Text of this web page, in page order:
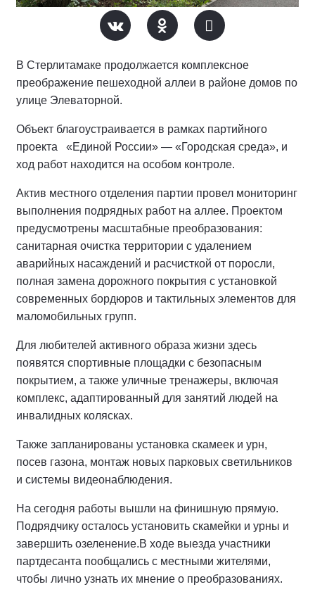
В Стерлитамаке продолжается комплексное
преображение пешеходной аллеи в районе домов по
улице Элеваторной.
Объект благоустраивается в рамках партийного
проекта «Единой России» — «Городская среда», и
ход работ находится на особом контроле.
Актив местного отделения партии провел мониторинг
выполнения подрядных работ на аллее. Проектом
предусмотрены масштабные преобразования:
санитарная очистка территории с удалением
аварийных насаждений и расчисткой от поросли,
полная замена дорожного покрытия с установкой
современных бордюров и тактильных элементов для
маломобильных групп.
Для любителей активного образа жизни здесь
появятся спортивные площадки с безопасным
покрытием, а также уличные тренажеры, включая
комплекс, адаптированный для занятий людей на
инвалидных колясках.
Также запланированы установка скамеек и урн,
посев газона, монтаж новых парковых светильников
и системы видеонаблюдения.
На сегодня работы вышли на финишную прямую.
Подрядчику осталось установить скамейки и урны и
завершить озеленение.В ходе выезда участники
партдесанта пообщались с местными жителями,
чтобы лично узнать их мнение о преобразованиях.